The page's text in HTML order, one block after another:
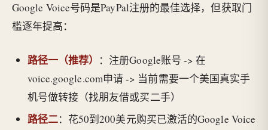
Google Voice号码是PayPal注册的最佳选择，但获取门
槛逐年提高：
路径一（推荐）
：注册Google账号 -> 在
voice.google.com申请 -> 当前需要一个美国真实手
机号做转接（找朋友借或买二手）
路径二：花50到200美元购买已激活的Google Voice